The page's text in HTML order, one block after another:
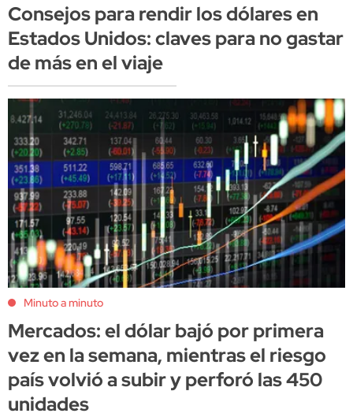
Consejos para rendir los dólares en
Estados Unidos: claves para no gastar
de más en el viaje
Minuto a minuto
Mercados: el dólar bajó por primera
vez en la semana, mientras el riesgo
país volvió a subir y perforó las 450
unidades